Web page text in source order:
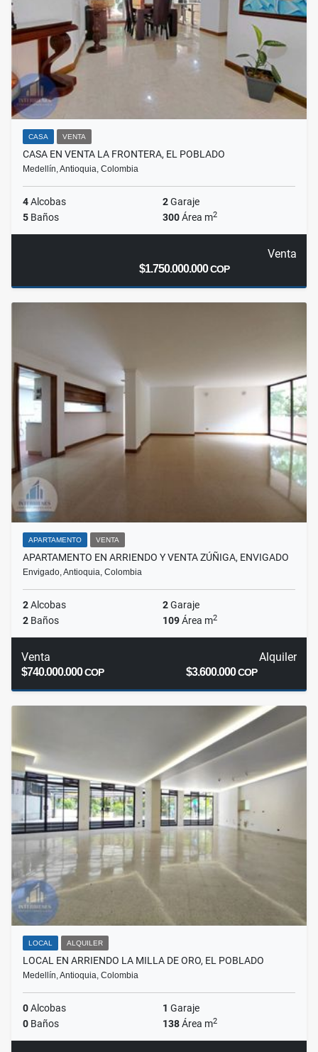
CASA VENTA
CASA EN VENTA LA FRONTERA, EL POBLADO
Medellín, Antioquia, Colombia
4Alcobas 2Garaje
5 Baños 300Área m2
Venta
$1.750.000.000COP
APARTAMENTO VENTA
APARTAMENTO EN ARRIENDO Y VENTA ZÚÑIGA, ENVIGADO
Envigado, Antioquia, Colombia
2Alcobas 2Garaje
2 Baños 109Área m2
Venta
$740.000.000COP
Alquiler
$3.600.000COP
LOCAL ALQUILER
LOCAL EN ARRIENDO LA MILLA DE ORO, EL POBLADO
Medellín, Antioquia, Colombia
0Alcobas 1 Garaje
0 Baños 138Área m2